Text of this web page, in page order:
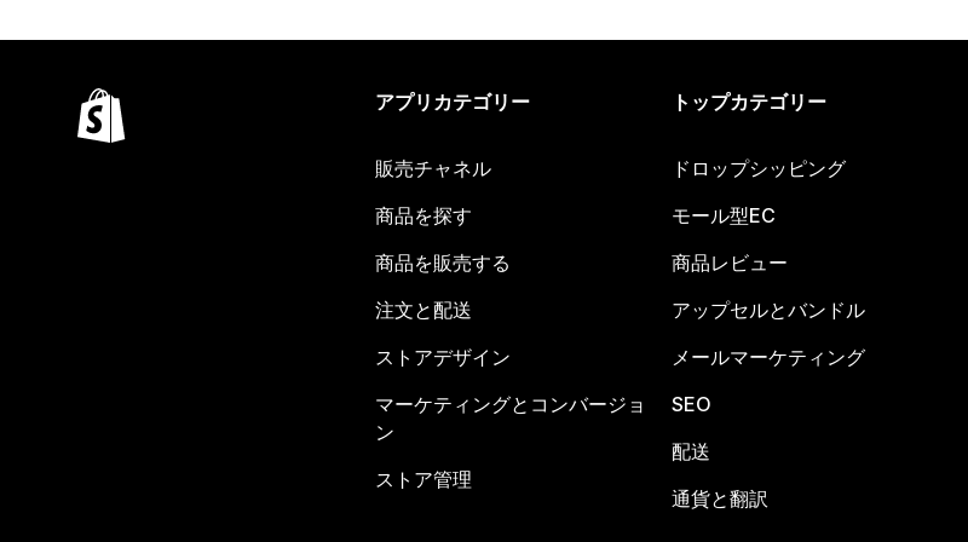
アプリカテゴリー
販売チャネル
商品を探す
商品を販売する
注文と配送
ストアデザイン
マーケティングとコンバージョ
ン
ストア管理
トップカテゴリー
ドロップシッピング
モール型EC
商品レビュー
アップセルとバンドル
メールマーケティング
SEO
配送
通貨と翻訳